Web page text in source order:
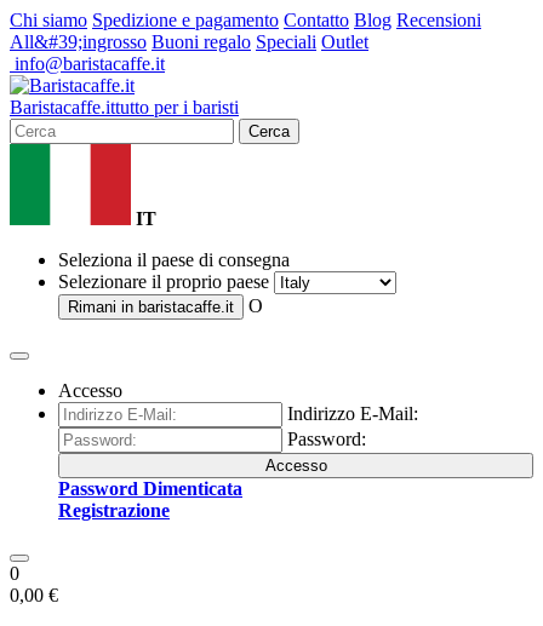
Chi siamo Spedizione e pagamento Contatto Blog Recensioni
All&#39;ingrosso Buoni regalo Speciali Outlet
info@baristacaffe.it
Baristacaffe.ittutto per i baristi
Cerca
IT
Seleziona il paese di consegna
Selezionare il proprio paese
Rimani in baristacaffe.it O
Accesso
Indirizzo E-Mail:
Password:
Accesso
Password Dimenticata
Registrazione
0
0,00 €